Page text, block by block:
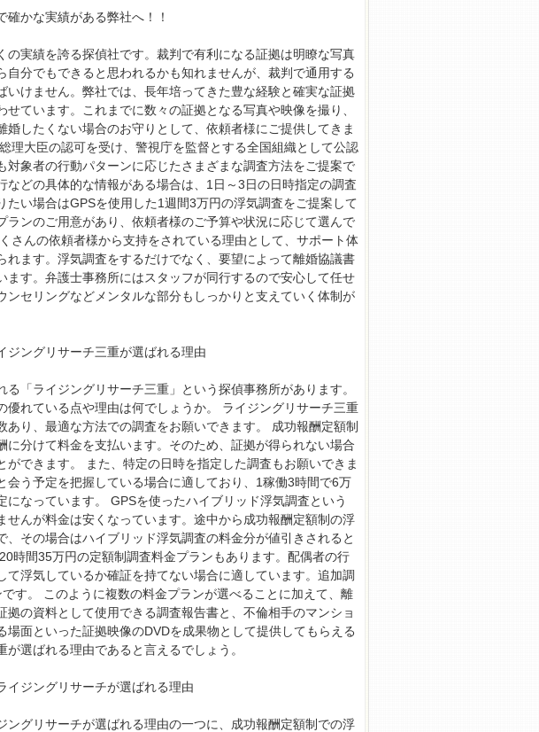
かな実績がある弊社へ！！
の実績を誇る探偵社です。裁判で有利になる証拠は明瞭な写真
自分でもできると思われるかも知れませんが、裁判で通用する
いけません。弊社では、長年培ってきた豊な経験と確実な証拠
ています。これまでに数々の証拠となる写真や映像を撮り、
婚したくない場合のお守りとして、依頼者様にご提供してきま
理大臣の認可を受け、警視庁を監督とする全国組織として公認
対象者の行動パターンに応じたさまざまな調査方法をご提案で
などの具体的な情報がある場合は、1日～3日の日時指定の調査
たい場合はGPSを使用した1週間3万円の浮気調査をご提案して
ランのご用意があり、依頼者様のご予算や状況に応じて選んで
さんの依頼者様から支持をされている理由として、サポート体
れます。浮気調査をするだけでなく、要望によって離婚協議書
ます。弁護士事務所にはスタッフが同行するので安心して任せ
ンセリングなどメンタルな部分もしっかりと支えていく体制が
ングリサーチ三重が選ばれる理由
「ライジングリサーチ三重」という探偵事務所があります。
優れている点や理由は何でしょうか。 ライジングリサーチ三重
あり、最適な方法での調査をお願いできます。 成功報酬定額制
に分けて料金を支払います。そのため、証拠が得られない場合
ができます。 また、特定の日時を指定した調査もお願いできま
会う予定を把握している場合に適しており、1稼働3時間で6万
になっています。 GPSを使ったハイブリッド浮気調査という
せんが料金は安くなっています。途中から成功報酬定額制の浮
、その場合はハイブリッド浮気調査の料金分が値引きされると
時間35万円の定額制調査料金プランもあります。配偶者の行
て浮気しているか確証を持てない場合に適しています。追加調
す。 このように複数の料金プランが選べることに加えて、離
拠の資料として使用できる調査報告書と、不倫相手のマンショ
場面といった証拠映像のDVDを成果物として提供してもらえる
選ばれる理由であると言えるでしょう。
ジングリサーチが選ばれる理由
ングリサーチが選ばれる理由の一つに、成功報酬定額制での浮